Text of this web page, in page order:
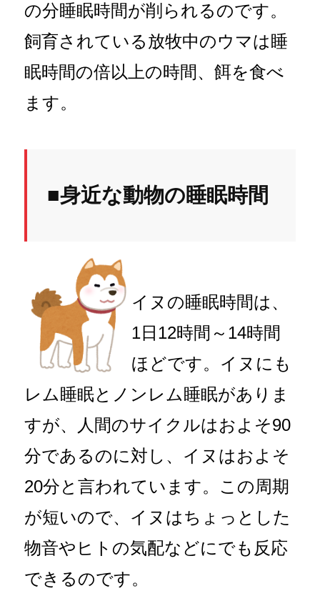
の分睡眠時間が削られるのです。
飼育されている放牧中のウマは睡
眠時間の倍以上の時間、餌を食べ
ます。
■身近な動物の睡眠時間
イヌの睡眠時間は、
1日12時間～14時間
ほどです。イヌにも
レム睡眠とノンレム睡眠がありま
すが、人間のサイクルはおよそ90
分であるのに対し、イヌはおよそ
20分と言われています。この周期
が短いので、イヌはちょっとした
物音やヒトの気配などにでも反応
できるのです。